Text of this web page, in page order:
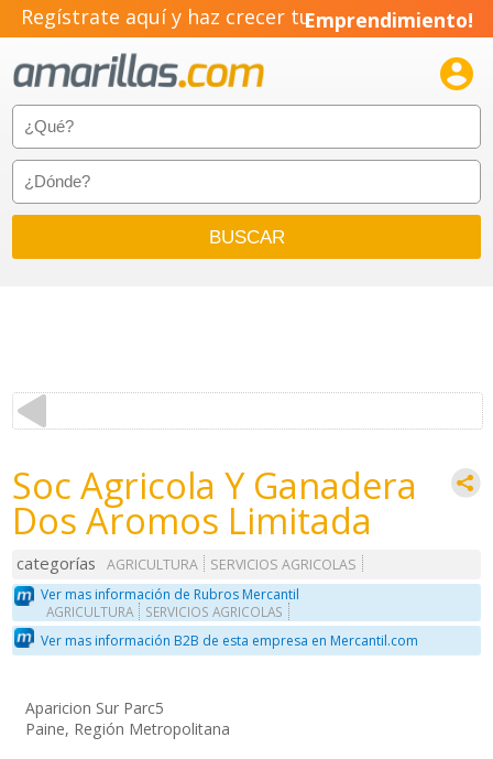
Regístrate aquí y haz crecer tuEmprendimiento!

Soc Agricola Y Ganadera
Dos Aromos Limitada
categorías AGRICULTURA
SERVICIOS AGRICOLAS
Ver mas información de Rubros Mercantil
AGRICULTURA SERVICIOS AGRICOLAS
Ver mas información B2B de esta empresa en Mercantil.com
Aparicion Sur Parc5
Paine, Región Metropolitana